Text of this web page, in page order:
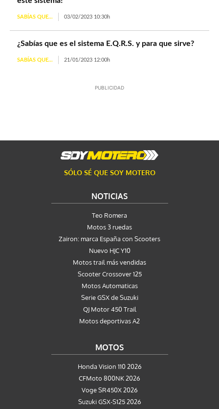
SABÍAS QUE... 03/02/2023 10:30h
¿Sabías que es el sistema E.Q.R.S. y para que sirve?
SABÍAS QUE... 21/01/2023 12:00h
PUBLICIDAD
SÓLO SÉ QUE SOY MOTERO
NOTICIAS
Teo Romera
Motos 3 ruedas
Zairon: marca España con Scooters
Nuevo HJC Y10
Motos trail más vendidas
Scooter Crossover 125
Motos Automaticas
Serie GSX de Suzuki
QJ Motor 450 Trail
Motos deportivas A2
MOTOS
Honda Vision 110 2026
CFMoto 800NK 2026
Voge SR450X 2026
Suzuki GSX-S125 2026